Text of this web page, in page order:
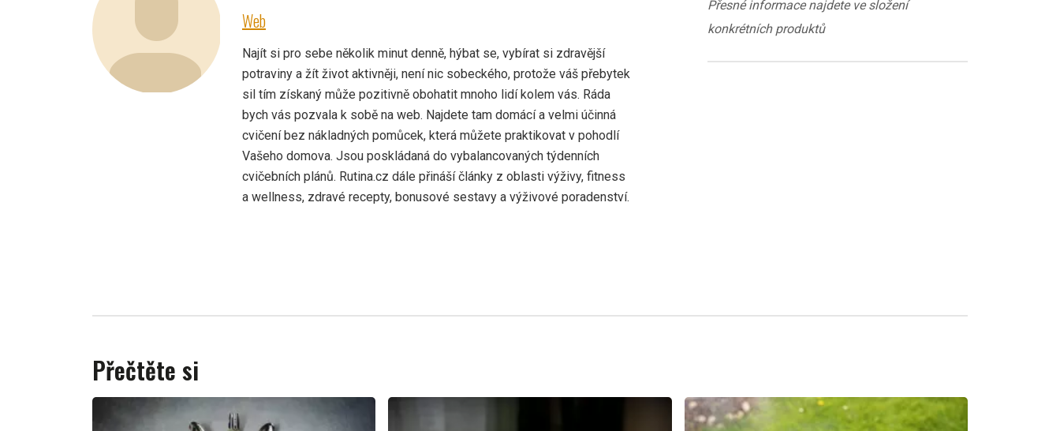
Web
Najít si pro sebe několik minut denně, hýbat se, vybírat si zdravější
potraviny a žít život aktivněji, není nic sobeckého, protože váš přebytek
sil tím získaný může pozitivně obohatit mnoho lidí kolem vás. Ráda
bych vás pozvala k sobě na web. Najdete tam domácí a velmi účinná
cvičení bez nákladných pomůcek, která můžete praktikovat v pohodlí
Vašeho domova. Jsou poskládaná do vybalancovaných týdenních
cvičebních plánů. Rutina.cz dále přináší články z oblasti výživy, fitness
a wellness, zdravé recepty, bonusové sestavy a výživové poradenství.
Přesné informace najdete ve složení
konkrétních produktů
Přečtěte si